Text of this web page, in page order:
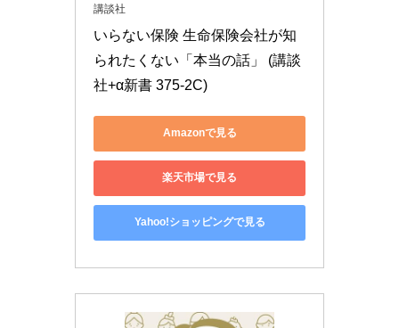
講談社
いらない保険 生命保険会社が知
られたくない「本当の話」 (講談
社+α新書 375-2C)
Amazonで見る
楽天市場で見る
Yahoo!ショッピングで見る